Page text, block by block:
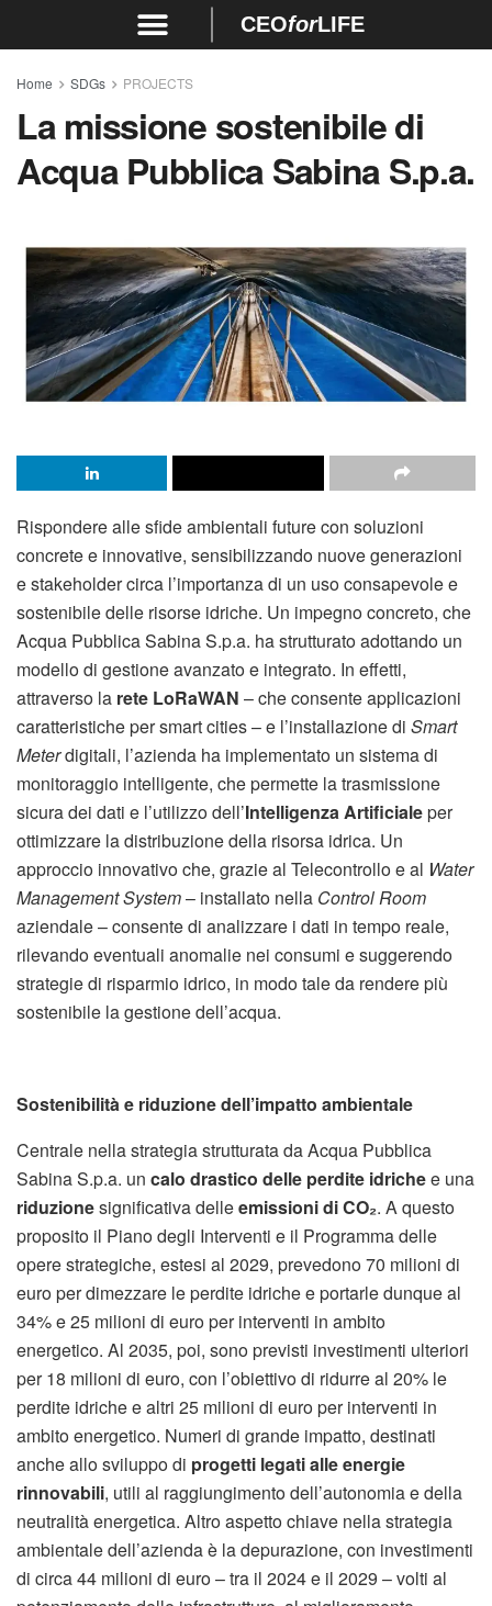
CEOforLIFE
Home SDGs PROJECTS
La missione sostenibile di
Acqua Pubblica Sabina S.p.a.
Rispondere alle sfide ambientali future con soluzioni
concrete e innovative, sensibilizzando nuove generazioni
e stakeholder circa l’importanza di un uso consapevole e
sostenibile delle risorse idriche. Un impegno concreto, che
Acqua Pubblica Sabina S.p.a. ha strutturato adottando un
modello di gestione avanzato e integrato. In effetti,
attraverso la rete LoRaWAN – che consente applicazioni
caratteristiche per smart cities – e l’installazione di Smart
Meterdigitali, l’azienda ha implementato un sistema di
monitoraggio intelligente, che permette la trasmissione
sicura dei dati e l’utilizzo dell’Intelligenza Artificialeper
ottimizzare la distribuzione della risorsa idrica. Un
approccio innovativo che, grazie al Telecontrollo e al Water
Management System– installato nella Control Room
aziendale – consente di analizzare i dati in tempo reale,
rilevando eventuali anomalie nei consumi e suggerendo
strategie di risparmio idrico, in modo tale da rendere più
sostenibile la gestione dell’acqua.
Sostenibilità e riduzione dell’impatto ambientale
Centrale nella strategia strutturata da Acqua Pubblica
Sabina S.p.a. un calo drastico delle perdite idrichee una
riduzionesignificativa delleemissioni di CO₂. A questo
proposito il Piano degli Interventi e il Programma delle
opere strategiche, estesi al 2029, prevedono 70 milioni di
euro per dimezzare le perdite idriche e portarle dunque al
34% e 25 milioni di euro per interventi in ambito
energetico. Al 2035, poi, sono previsti investimenti ulteriori
per 18 milioni di euro, con l’obiettivo di ridurre al 20% le
perdite idriche e altri 25 milioni di euro per interventi in
ambito energetico. Numeri di grande impatto, destinati
anche allo sviluppo di progetti legati alle energie
rinnovabili, utili al raggiungimento dell’autonomia e della
neutralità energetica. Altro aspetto chiave nella strategia
ambientale dell’azienda è la depurazione, con investimenti
di circa 44 milioni di euro – tra il 2024 e il 2029 – volti al